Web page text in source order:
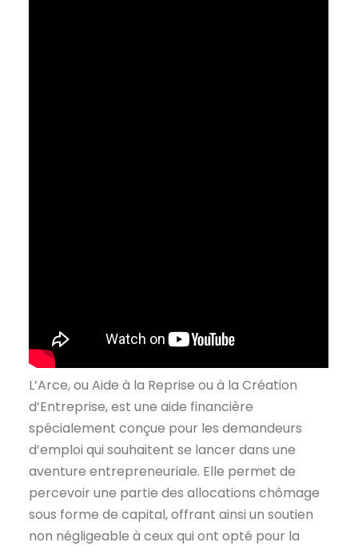
L’Arce, ou Aide à la Reprise ou à la Création
d’Entreprise, est une aide financière
spécialement conçue pour les demandeurs
d’emploi qui souhaitent se lancer dans une
aventure entrepreneuriale. Elle permet de
percevoir une partie des allocations chômage
sous forme de capital, offrant ainsi un soutien
non négligeable à ceux qui ont opté pour la